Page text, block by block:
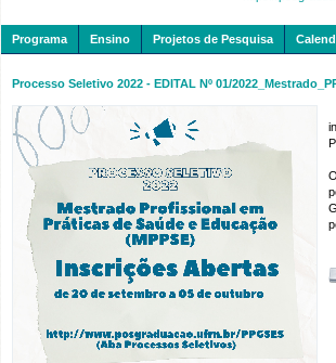
Programa Ensino Projetos de Pesquisa
Processo Seletivo 2022 - EDITAL Nº 01/